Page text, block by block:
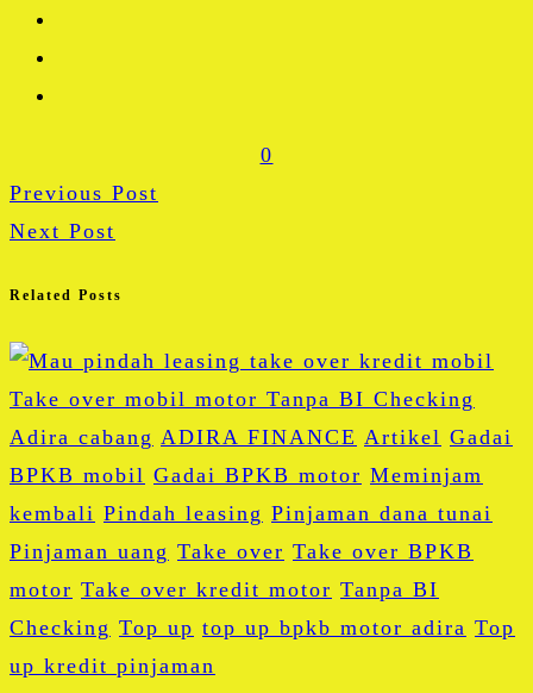
0
Previous Post
Next Post
Related Posts
Adira cabang ADIRA FINANCE Artikel Gadai
BPKB mobil Gadai BPKB motor Meminjam
kembali Pindah leasing Pinjaman dana tunai
Pinjaman uang Take over Take over BPKB
motor Take over kredit motor Tanpa BI
Checking Top up top up bpkb motor adira Top
up kredit pinjaman